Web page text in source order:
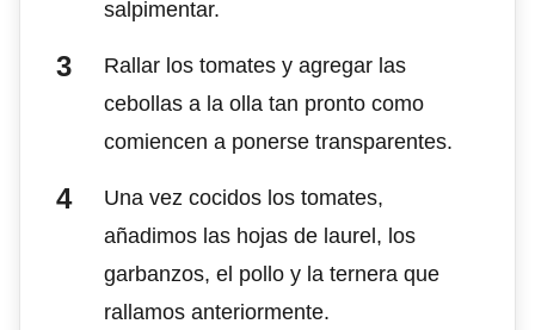
salpimentar.
Rallar los tomates y agregar las
cebollas a la olla tan pronto como
comiencen a ponerse transparentes.
Una vez cocidos los tomates,
añadimos las hojas de laurel, los
garbanzos, el pollo y la ternera que
rallamos anteriormente.